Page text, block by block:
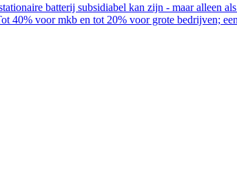
batterij subsidiabel kan zijn - maar alleen
40% voor mkb en tot 20% voor grote bedrijven;